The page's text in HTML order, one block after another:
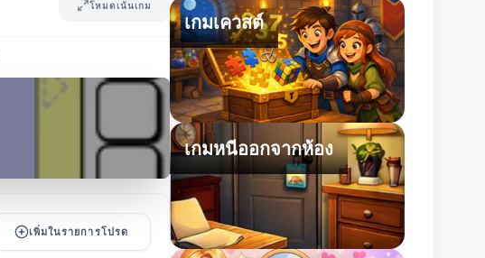
โหมดเน้นเกม
เพิ่มในรายการโปรด
เกมเควสต์
เกมหนีออกจากห้อง